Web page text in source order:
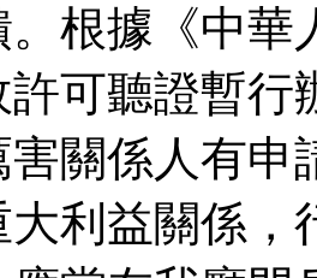
根據《中華
可聽證暫行
害關係人有
大利益關係